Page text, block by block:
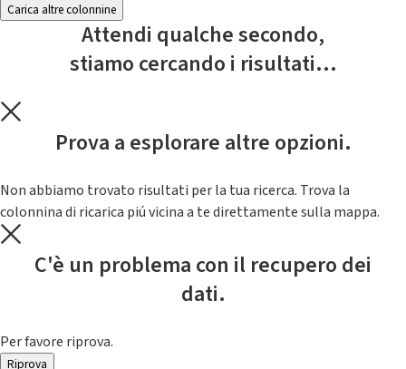
Carica altre colonnine
Attendi qualche secondo,
stiamo cercando i risultati...
Prova a esplorare altre opzioni.
Non abbiamo trovato risultati per la tua ricerca. Trova la
colonnina di ricarica piú vicina a te direttamente sulla mappa.
C'è un problema con il recupero dei
dati.
Per favore riprova.
Riprova